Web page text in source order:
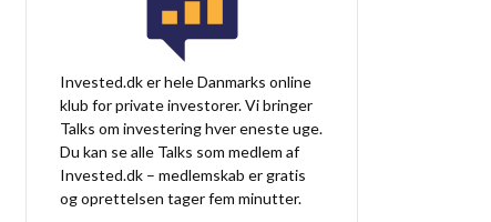
Invested.dk er hele Danmarks online
klub for private investorer. Vi bringer
Talks om investering hver eneste uge.
Du kan se alle Talks som medlem af
Invested.dk – medlemskab er gratis
og oprettelsen tager fem minutter.